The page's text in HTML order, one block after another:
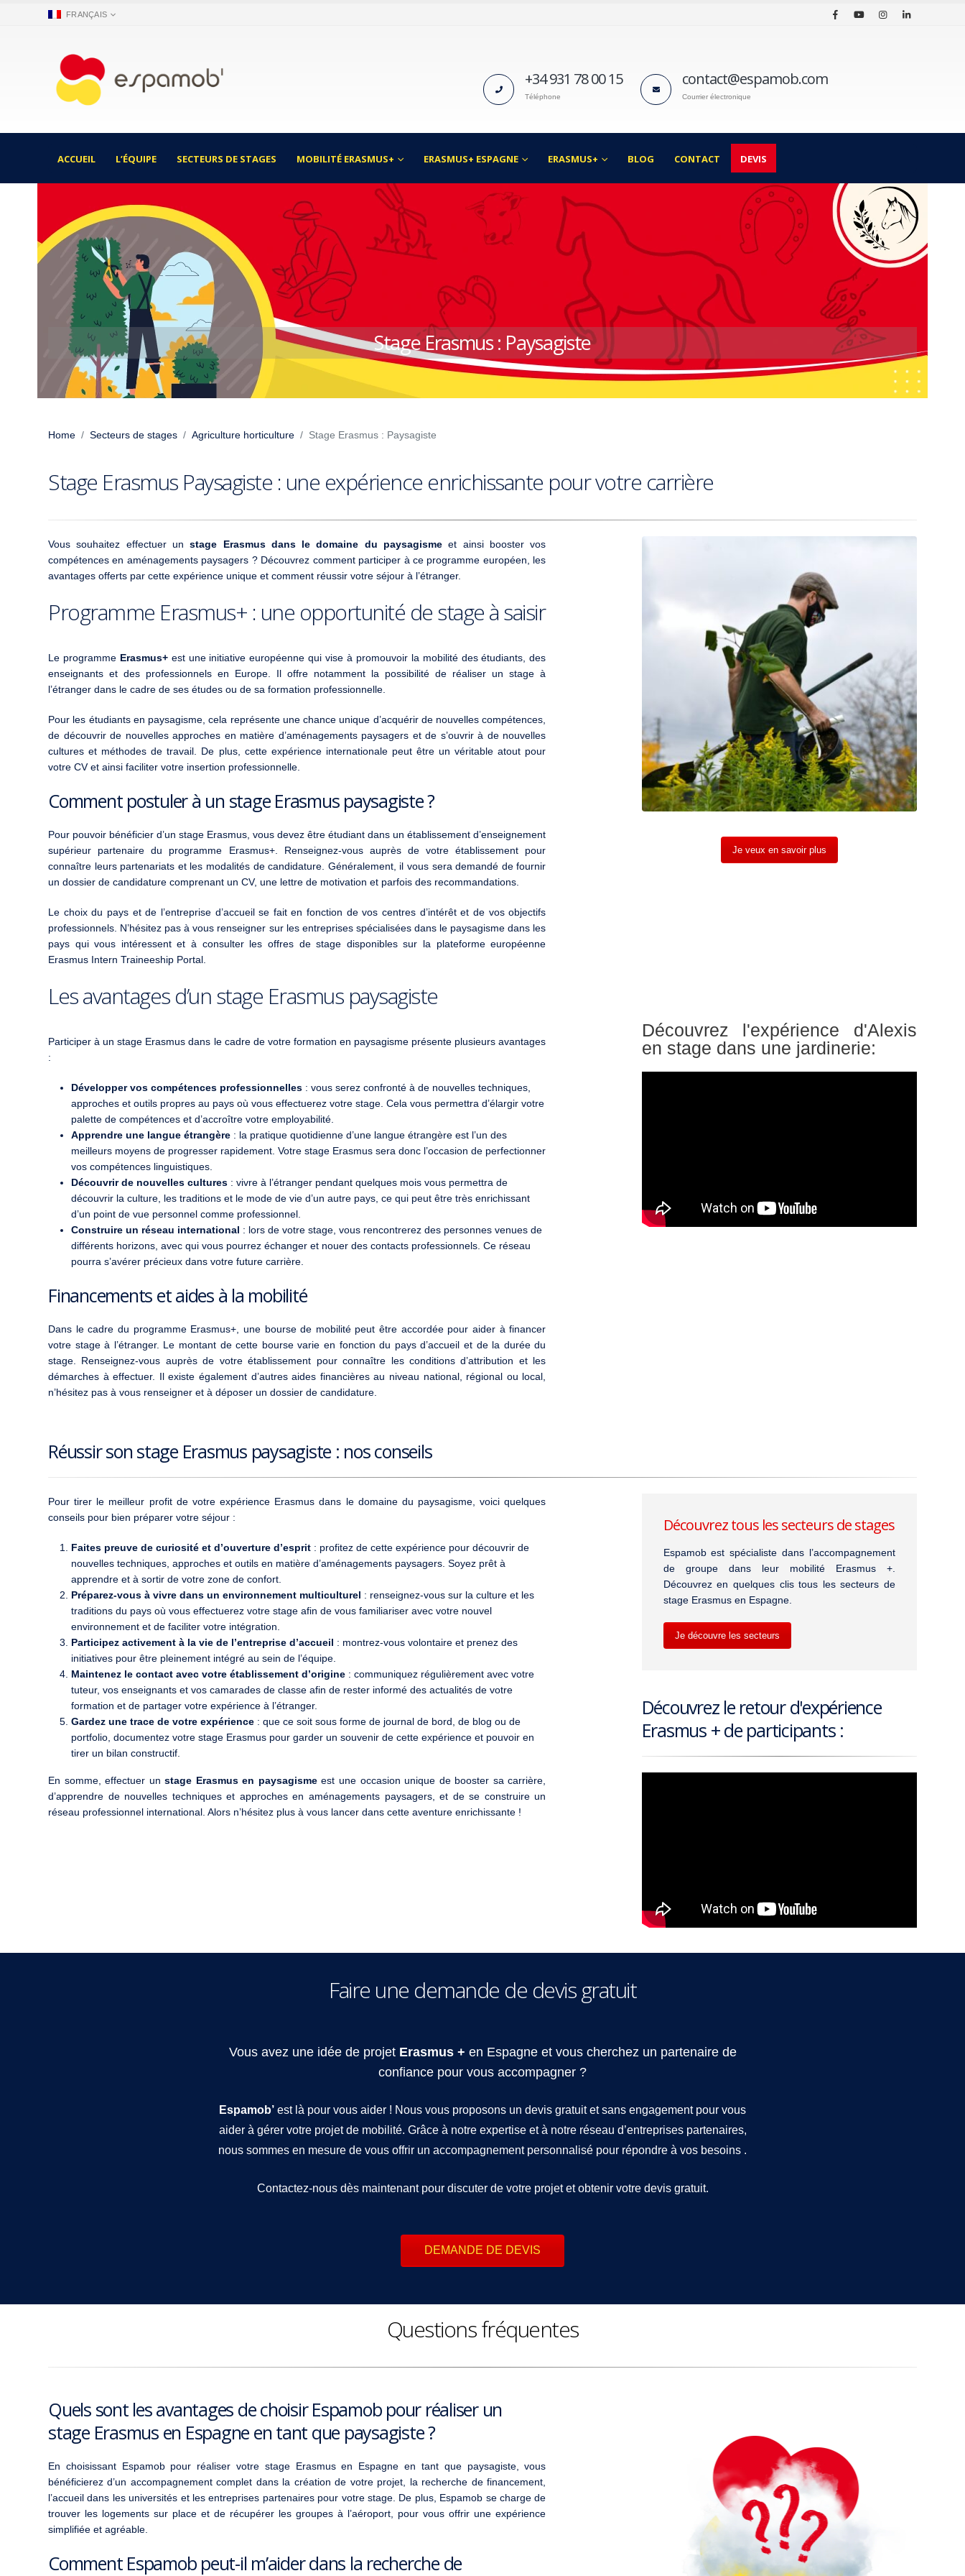
FRANÇAIS
+34 931 78 00 15
Téléphone
contact@espamob.com
Courrier électronique
ACCUEIL L’ÉQUIPE SECTEURS DE STAGES MOBILITÉ ERASMUS+ ERASMUS+ ESPAGNE ERASMUS+ BLOG CONTACT DEVIS
Stage Erasmus : Paysagiste
Home Secteurs de stages Agriculture horticulture Stage Erasmus : Paysagiste
Stage Erasmus Paysagiste : une expérience enrichissante pour votre carrière
Vous souhaitez effectuer unstage Erasmus dans le domaine du paysagisme et ainsi booster vos
compétences en aménagements paysagers ? Découvrez comment participer à ce programme européen, les
avantages offerts par cette expérience unique et comment réussir votre séjour à l’étranger.
Programme Erasmus+ : une opportunité de stage à saisir
Le programme Erasmus+est une initiative européenne qui vise à promouvoir la mobilité des étudiants, des
enseignants et des professionnels en Europe. Il offre notamment la possibilité de réaliser un stage à
l’étranger dans le cadre de ses études ou de sa formation professionnelle.
Pour les étudiants en paysagisme, cela représente une chance unique d’acquérir de nouvelles compétences,
de découvrir de nouvelles approches en matière d’aménagements paysagers et de s’ouvrir à de nouvelles
cultures et méthodes de travail. De plus, cette expérience internationale peut être un véritable atout pour
votre CV et ainsi faciliter votre insertion professionnelle.
Comment postuler à un stage Erasmus paysagiste ?
Pour pouvoir bénéficier d’un stage Erasmus, vous devez être étudiant dans un établissement d’enseignement
supérieur partenaire du programme Erasmus+. Renseignez-vous auprès de votre établissement pour
connaître leurs partenariats et les modalités de candidature. Généralement, il vous sera demandé de fournir
un dossier de candidature comprenant un CV, une lettre de motivation et parfois des recommandations.
Le choix du pays et de l’entreprise d’accueil se fait en fonction de vos centres d’intérêt et de vos objectifs
professionnels. N’hésitez pas à vous renseigner sur les entreprises spécialisées dans le paysagisme dans les
pays qui vous intéressent et à consulter les offres de stage disponibles sur la plateforme européenne
Erasmus Intern Traineeship Portal.
Les avantages d’un stage Erasmus paysagiste
Participer à un stage Erasmus dans le cadre de votre formation en paysagisme présente plusieurs avantages
:
Développer vos compétences professionnelles : vous serez confronté à de nouvelles techniques,
approches et outils propres au pays où vous effectuerez votre stage. Cela vous permettra d’élargir votre
palette de compétences et d’accroître votre employabilité.
Apprendre une langue étrangère : la pratique quotidienne d’une langue étrangère est l’un des
meilleurs moyens de progresser rapidement. Votre stage Erasmus sera donc l’occasion de perfectionner
vos compétences linguistiques.
Découvrir de nouvelles cultures : vivre à l’étranger pendant quelques mois vous permettra de
découvrir la culture, les traditions et le mode de vie d’un autre pays, ce qui peut être très enrichissant
d’un point de vue personnel comme professionnel.
Construire un réseau international : lors de votre stage, vous rencontrerez des personnes venues de
différents horizons, avec qui vous pourrez échanger et nouer des contacts professionnels. Ce réseau
pourra s’avérer précieux dans votre future carrière.
Financements et aides à la mobilité
Dans le cadre du programme Erasmus+, une bourse de mobilité peut être accordée pour aider à financer
votre stage à l’étranger. Le montant de cette bourse varie en fonction du pays d’accueil et de la durée du
stage. Renseignez-vous auprès de votre établissement pour connaître les conditions d’attribution et les
démarches à effectuer. Il existe également d’autres aides financières au niveau national, régional ou local,
n’hésitez pas à vous renseigner et à déposer un dossier de candidature.
Je veux en savoir plus
Découvrez l'expérience d'Alexis
en stage dans une jardinerie:
Réussir son stage Erasmus paysagiste : nos conseils
Pour tirer le meilleur profit de votre expérience Erasmus dans le domaine du paysagisme, voici quelques
conseils pour bien préparer votre séjour :
Faites preuve de curiosité et d’ouverture d’esprit : profitez de cette expérience pour découvrir de
nouvelles techniques, approches et outils en matière d’aménagements paysagers. Soyez prêt à
apprendre et à sortir de votre zone de confort.
Préparez-vous à vivre dans un environnement multiculturel : renseignez-vous sur la culture et les
traditions du pays où vous effectuerez votre stage afin de vous familiariser avec votre nouvel
environnement et de faciliter votre intégration.
Participez activement à la vie de l’entreprise d’accueil : montrez-vous volontaire et prenez des
initiatives pour être pleinement intégré au sein de l’équipe.
Maintenez le contact avec votre établissement d’origine : communiquez régulièrement avec votre
tuteur, vos enseignants et vos camarades de classe afin de rester informé des actualités de votre
formation et de partager votre expérience à l’étranger.
Gardez une trace de votre expérience : que ce soit sous forme de journal de bord, de blog ou de
portfolio, documentez votre stage Erasmus pour garder un souvenir de cette expérience et pouvoir en
tirer un bilan constructif.
En somme, effectuer unstage Erasmus en paysagismeest une occasion unique de booster sa carrière,
d’apprendre de nouvelles techniques et approches en aménagements paysagers, et de se construire un
réseau professionnel international. Alors n’hésitez plus à vous lancer dans cette aventure enrichissante !
Découvrez tous les secteurs de stages
Espamob est spécialiste dans l’accompagnement
de groupe dans leur mobilité Erasmus +.
Découvrez en quelques clis tous les secteurs de
stage Erasmus en Espagne.
Je découvre les secteurs
Découvrez le retour d'expérience
Erasmus + de participants :
Faire une demande de devis gratuit
Vous avez une idée de projet Erasmus + en Espagne et vous cherchez un partenaire de
confiance pour vous accompagner ?
Espamob’ est là pour vous aider ! Nous vous proposons un devis gratuit et sans engagement pour vous
aider à gérer votre projet de mobilité. Grâce à notre expertise et à notre réseau d’entreprises partenaires,
nous sommes en mesure de vous offrir un accompagnement personnalisé pour répondre à vos besoins .
Contactez-nous dès maintenant pour discuter de votre projet et obtenir votre devis gratuit.
DEMANDE DE DEVIS
Questions fréquentes
Quels sont les avantages de choisir Espamob pour réaliser un
stage Erasmus en Espagne en tant que paysagiste ?
En choisissant Espamob pour réaliser votre stage Erasmus en Espagne en tant que paysagiste, vous
bénéficierez d’un accompagnement complet dans la création de votre projet, la recherche de financement,
l’accueil dans les universités et les entreprises partenaires pour votre stage. De plus, Espamob se charge de
trouver les logements sur place et de récupérer les groupes à l’aéroport, pour vous offrir une expérience
simplifiée et agréable.
Comment Espamob peut-il m’aider dans la recherche de